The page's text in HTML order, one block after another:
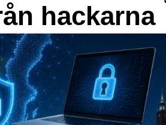
hackarna